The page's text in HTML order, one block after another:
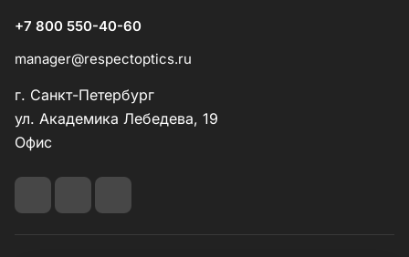
+7 800 550-40-60
manager@respectoptics.ru
г. Санкт-Петербург
ул. Академика Лебедева, 19
Офис